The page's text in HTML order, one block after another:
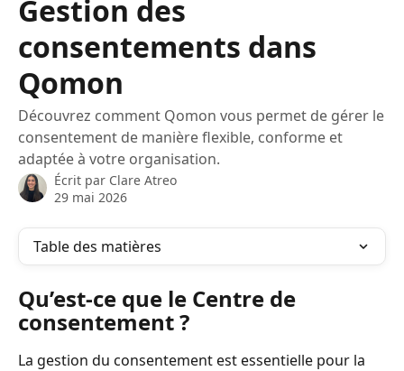
Gestion des
consentements dans
Qomon
Découvrez comment Qomon vous permet de gérer le
consentement de manière flexible, conforme et
adaptée à votre organisation.
Écrit par Clare Atreo
29 mai 2026
Table des matières
Qu’est-ce que le Centre de
consentement ?
La gestion du consentement est essentielle pour la